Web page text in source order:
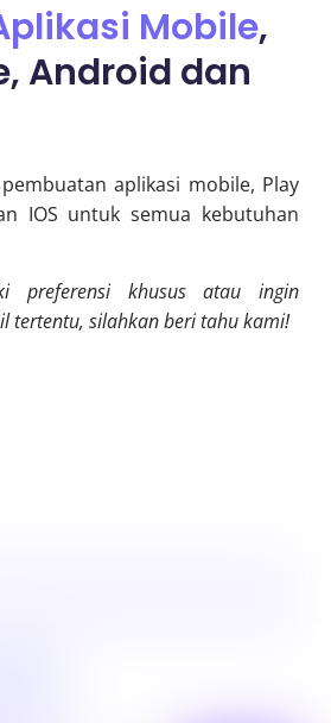
Mobile,
Android dan
aplikasi mobile, Play
IOS untuk semua kebutuhan
preferensi khusus atau ingin
tertentu, silahkan beri tahu kami!